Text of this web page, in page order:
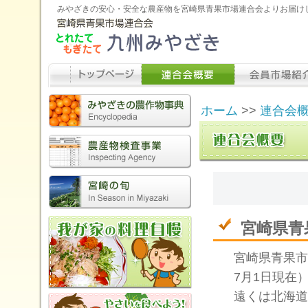
みやざきの安心・安全な農産物を宮崎県青果市場連合会よりお届け
ホーム >> 連合会
宮崎県
宮崎県青果
7月1日現在
遠くは北海